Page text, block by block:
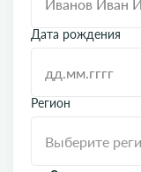
Дата рождения
Регион